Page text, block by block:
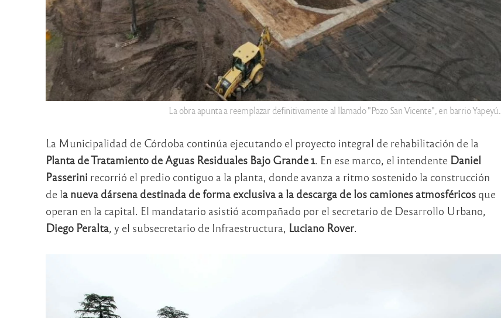
La obra apunta a reemplazar definitivamente al llamado "Pozo San Vicente", en barrio Yapeyú.
La Municipalidad de Córdoba continúa ejecutando el proyecto integral de rehabilitación de la
Planta de Tratamiento de Aguas Residuales Bajo Grande 1. En ese marco, el intendente Daniel
Passerini recorrió el predio contiguo a la planta, donde avanza a ritmo sostenido la construcción
de la nueva dársena destinada de forma exclusiva a la descarga de los camiones atmosféricosque
operan en la capital. El mandatario asistió acompañado por el secretario de Desarrollo Urbano,
Diego Peralta, y el subsecretario de Infraestructura, Luciano Rover.